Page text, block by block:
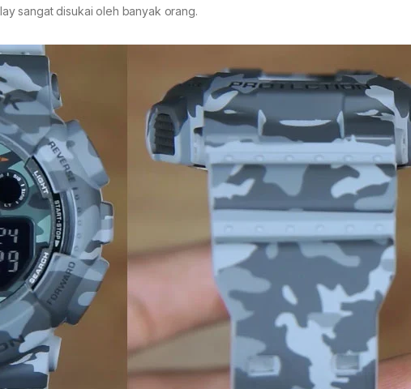
sangat disukai oleh banyak orang.